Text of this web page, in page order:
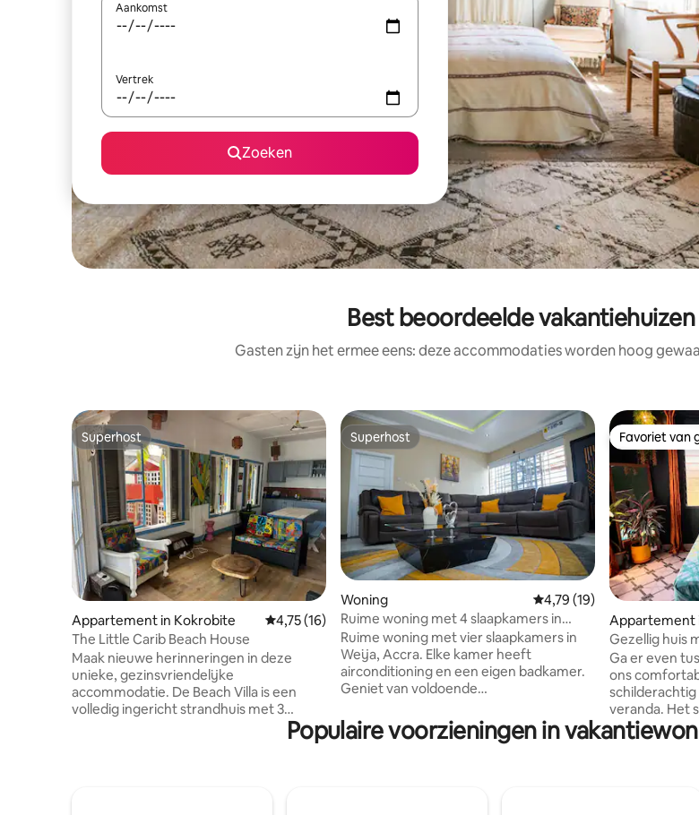
Aankomst
Vertrek
Zoeken
Best beoordeelde
Gasten zijn het ermee eens: deze accommodaties worden hoog
Superhost
Superhost
Appartement in Kokrobite Gemiddelde beoordeling van 4,75 uit 5, 16 recensies
4,75 (16)
The Little Carib Beach House
Maak nieuwe herinneringen in deze
unieke, gezinsvriendelijke
accommodatie. De Beach Villa is een
volledig ingericht strandhuis met 3
slaapkamers, met een groot queensize
bed en 2 tweepersoonsbedden. Het
Superhost
Superhost
Woning Gemiddelde beoordeling
4,79 (19)
Ruime woning met 4 slaapkamers in
Weija, Accra
Ruime woning met vier slaapkamers in
Weija, Accra. Elke kamer heeft
airconditioning en een eigen badkamer.
Geniet van voldoende
uitgeruste keuken met een wasmachine.
Een conciërge in de jongensvertrekken
Favoriet van
Favoriet van
Appartement
Gezellig huis
op de oceaan,
Ga er even
ons
veranda. Het
minuten
snelle
Populaire voorzieningen in